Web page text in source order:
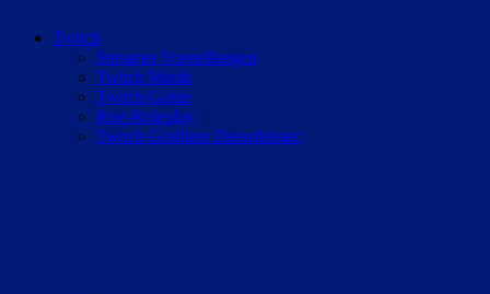
Twitch
Streamer Vorstellungen
Twitch Musik
Twitch Guide
Rise-Roleplay
Twitch Grafiken Dienstleister